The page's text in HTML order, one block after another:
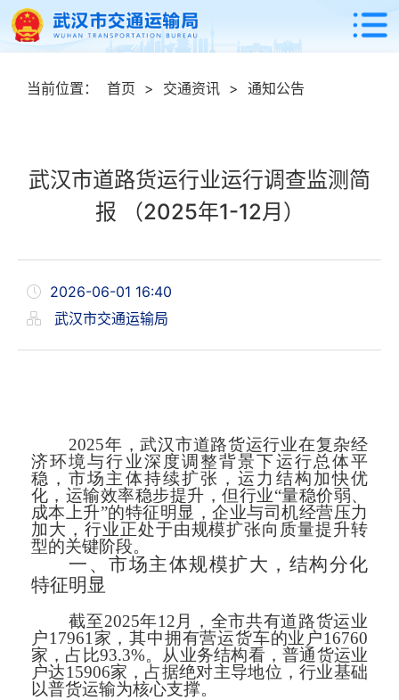
当前位置： 首页 > 交通资讯 > 通知公告
武汉市道路货运行业运行调查监测简
报 （2025年1-12月）
2026-06-01 16:40
武汉市交通运输局
2025年，武汉市道路货运行业在复杂经
济环境与行业深度调整背景下运行总体平
稳，市场主体持续扩张，运力结构加快优
化，运输效率稳步提升，但行业“量稳价弱、
成本上升”的特征明显，企业与司机经营压力
加大，行业正处于由规模扩张向质量提升转
型的关键阶段。
一、市场主体规模扩大，结构分化
特征明显
截至2025年12月，全市共有道路货运业
户17961家，其中拥有营运货车的业户16760
家，占比93.3%。从业务结构看，普通货运业
户达15906家，占据绝对主导地位，行业基础
以普货运输为核心支撑。